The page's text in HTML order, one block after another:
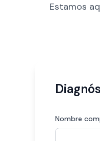
Estamos
Nombre